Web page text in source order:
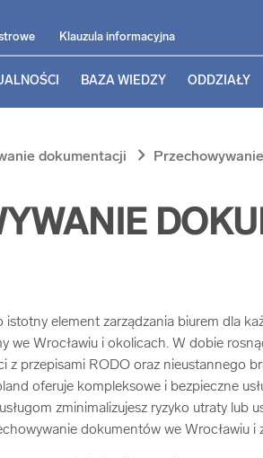
Klauzula informacyjna
BAZA WIEDZY ODDZIAŁY
dokumentacji chevron_right
element zarządzania biurem dla
we Wrocławiu i okolicach. W dobie
przepisami RODO oraz nieustannego
oferuje kompleksowe i bezpieczne
zminimalizujesz ryzyko utraty
dokumentów we Wrocławiu